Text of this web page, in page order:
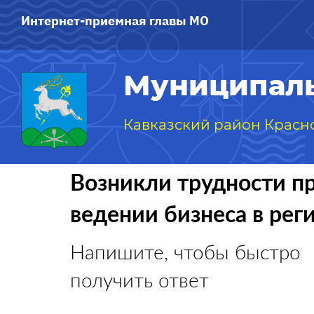
Интернет-приемная главы МО
Кавказский район
Возникли трудности
ведении бизнеса в
Напишите, чтобы быстро
получить ответ